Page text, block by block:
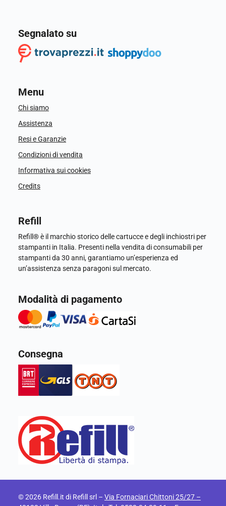
Segnalato su
Menu
Chi siamo
Assistenza
Resi e Garanzie
Condizioni di vendita
Informativa sui cookies
Credits
Refill
Refill® è il marchio storico delle cartucce e degli inchiostri per
stampanti in Italia. Presenti nella vendita di consumabili per
stampanti da 30 anni, garantiamo un’esperienza ed
un’assistenza senza paragoni sul mercato.
Modalità di pagamento
Consegna
© 2026 Refill.it di Refill srl – Via Fornaciari Chittoni 25/27 –